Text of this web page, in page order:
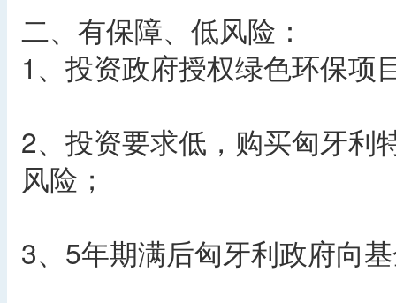
二、有保障、低风险：
1、投资政府授权绿色环保项
2、投资要求低，购买匈牙利
风险；
3、5年期满后匈牙利政府向